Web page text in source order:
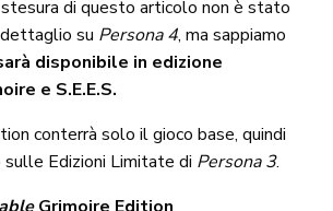
di questo articolo non è stato
su Persona 4, ma sappiamo
disponibile in edizione
e S.E.E.S.
conterrà solo il gioco base, quindi
sulle Edizioni Limitate di Persona 3.
Grimoire Edition